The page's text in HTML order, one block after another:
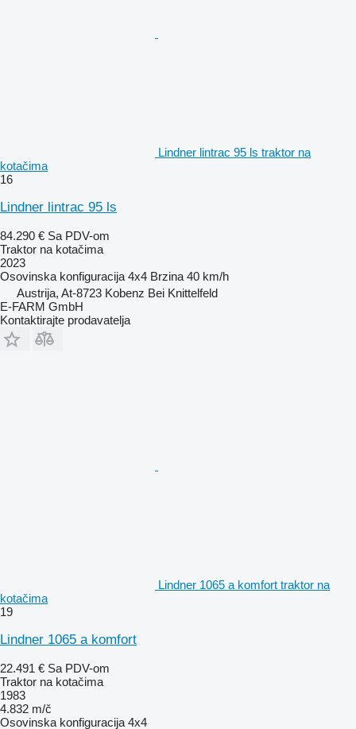
Lindner lintrac 95 ls traktor na
kotačima
16
Lindner lintrac 95 ls
84.290 € Sa PDV-om
Traktor na kotačima
2023
Osovinska konfiguracija 4x4 Brzina 40 km/h
Austrija, At-8723 Kobenz Bei Knittelfeld
E-FARM GmbH
Kontaktirajte prodavatelja
Lindner 1065 a komfort traktor na
kotačima
19
Lindner 1065 a komfort
22.491 € Sa PDV-om
Traktor na kotačima
1983
4.832 m/č
Osovinska konfiguracija 4x4